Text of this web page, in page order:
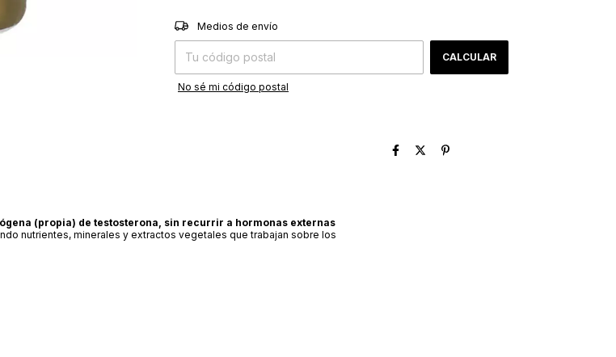
Entregas para el CP:
Medios de envío
CALCULAR
No sé mi código postal
(propia) de testosterona, sin recurrir a hormonas externas
nutrientes, minerales y extractos vegetales que trabajan sobre los